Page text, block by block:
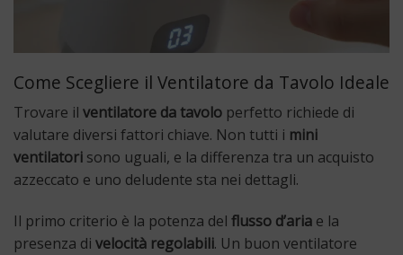
Come Scegliere il Ventilatore da Tavolo Ideale
Trovare il ventilatore da tavolo perfetto richiede di
valutare diversi fattori chiave. Non tutti i mini
ventilatori sono uguali, e la differenza tra un acquisto
azzeccato e uno deludente sta nei dettagli.
Il primo criterio è la potenza del flusso d’aria e la
presenza di velocità regolabili. Un buon ventilatore